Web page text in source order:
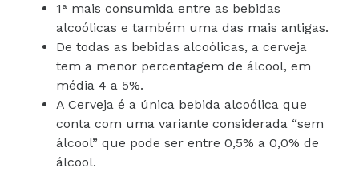
1ª mais consumida entre as bebidas
alcoólicas e também uma das mais antigas.
De todas as bebidas alcoólicas, a cerveja
tem a menor percentagem de álcool, em
média 4 a 5%.
A Cerveja é a única bebida alcoólica que
conta com uma variante considerada “sem
álcool” que pode ser entre 0,5% a 0,0% de
álcool.